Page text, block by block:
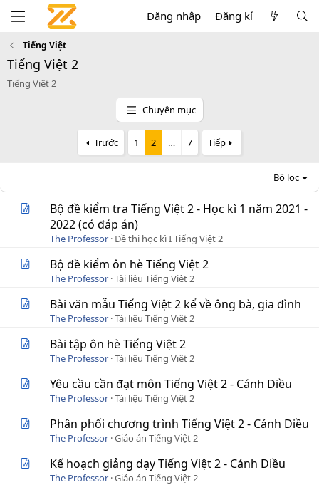
Đăng nhập Đăng kí
Tiếng Việt
Tiếng Việt 2
Tiếng Việt 2
Chuyên mục
Trước 1 2 … 7 Tiếp
Bộ lọc
Bộ đề kiểm tra Tiếng Việt 2 - Học kì 1 năm 2021 -
2022 (có đáp án)
The Professor Đề thi học kì I Tiếng Việt 2
Bộ đề kiểm ôn hè Tiếng Việt 2
The Professor Tài liệu Tiếng Việt 2
Bài văn mẫu Tiếng Việt 2 kể về ông bà, gia đình
The Professor Tài liệu Tiếng Việt 2
Bài tập ôn hè Tiếng Việt 2
The Professor Tài liệu Tiếng Việt 2
Yêu cầu cần đạt môn Tiếng Việt 2 - Cánh Diều
The Professor Tài liệu Tiếng Việt 2
Phân phối chương trình Tiếng Việt 2 - Cánh Diều
The Professor Giáo án Tiếng Việt 2
Kế hoạch giảng dạy Tiếng Việt 2 - Cánh Diều
The Professor Giáo án Tiếng Việt 2